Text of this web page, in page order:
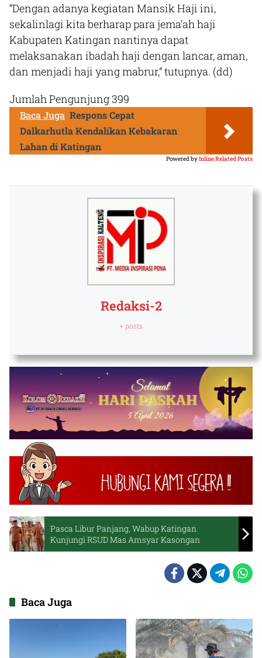
“Dengan adanya kegiatan Mansik Haji ini,
sekalinlagi kita berharap para jema’ah haji
Kabupaten Katingan nantinya dapat
melaksanakan ibadah haji dengan lancar, aman,
dan menjadi haji yang mabrur,” tutupnya. (dd)
Jumlah Pengunjung399
Baca Juga Respons Cepat
Dalkarhutla Kendalikan Kebakaran
Lahan di Katingan
Powered byInline Related Posts
Redaksi-2
+ posts
Pasca Libur Panjang, Wabup Katingan
Kunjungi RSUD Mas Amsyar Kasongan
Baca Juga